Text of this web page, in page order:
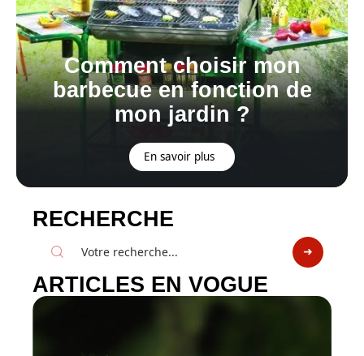
Comment choisir mon
barbecue en fonction de
mon jardin ?
En savoir plus
RECHERCHE
ARTICLES EN VOGUE